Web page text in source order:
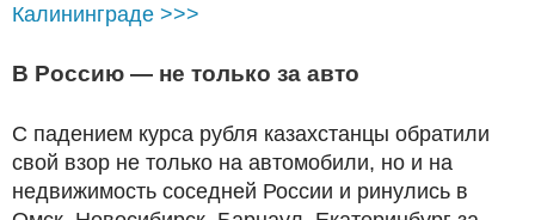
Калининграде >>>
В Россию — не только за авто
С падением курса рубля казахстанцы обратили
свой взор не только на автомобили, но и на
недвижимость соседней России и ринулись в